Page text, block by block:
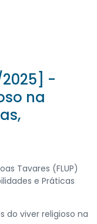
2025] -
na
Tavares (FLUP)
e Práticas
do viver religioso na